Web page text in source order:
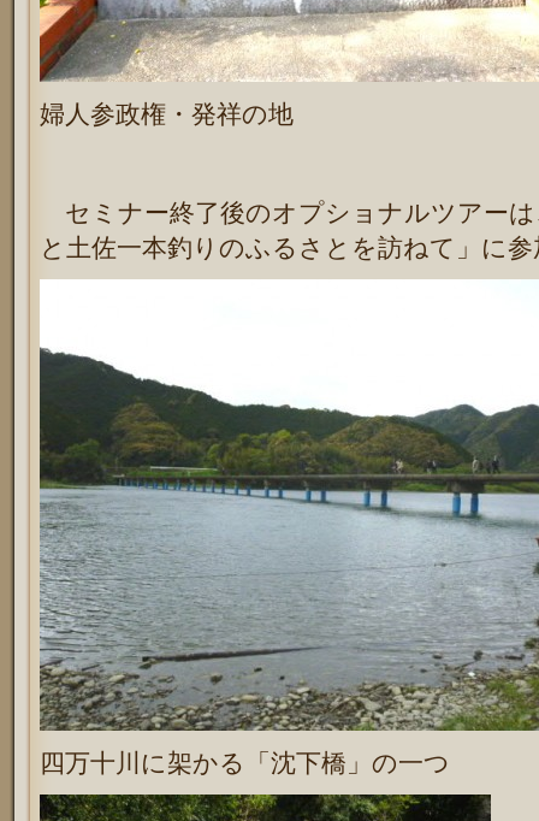
婦人参政権・発祥の地
セミナー終了後のオプショナルツアーは
と土佐一本釣りのふるさとを訪ねて」に
四万十川に架かる「沈下橋」の一つ